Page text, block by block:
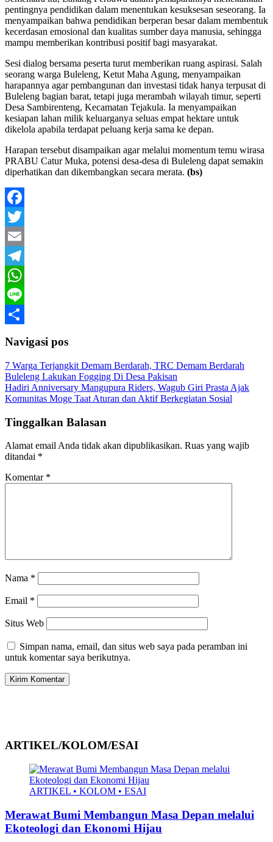
pentingnya pendidikan dalam menentukan kesuksesan seseorang. Ia
menyampaikan bahwa pendidikan berperan besar dalam membentuk
kecerdasan emosional dan kualitas sumber daya manusia, sehingga
mampu memberikan kontribusi positif bagi masyarakat.
Sesi dialog bersama peserta turut memberikan ruang aspirasi. Salah
seorang warga Buleleng, Ketut Maha Agung, menyampaikan
harapannya agar pembangunan dan investasi tidak hanya terpusat di
Buleleng bagian barat, tetapi juga merambah wilayah timur, seperti
Desa Sambirenteng, Kecamatan Tejakula. Ia menyampaikan
kesiapan lahan milik keluarganya seluas empat hektare untuk
dikelola apabila terdapat peluang kerja sama ke depan.
Harapan tersebut disampaikan agar melalui momentum temu wirasa
PRABU Catur Muka, potensi desa-desa di Buleleng dapat semakin
diperhatikan dan dikembangkan secara merata. (bs)
Facebook
Twitter
Email
Telegram
WhatsApp
Line
Navigasi pos
7 Warga Terjangkit Demam Berdarah, TRC Demam Berdarah
Buleleng Lakukan Fogging Di Desa Pakisan
Hadiri Anniversary Mangupura Riders, Wagub Giri Prasta Ajak
Komunitas Moge Taat Aturan dan Aktif Berkegiatan Sosial
Tinggalkan Balasan
Alamat email Anda tidak akan dipublikasikan. Ruas yang wajib
ditandai *
Komentar *
Nama *
Email *
Situs Web
Simpan nama, email, dan situs web saya pada peramban ini
untuk komentar saya berikutnya.
ARTIKEL/KOLOM/ESAI
ARTIKEL • KOLOM • ESAI
Merawat Bumi Membangun Masa Depan melalui
Ekoteologi dan Ekonomi Hijau